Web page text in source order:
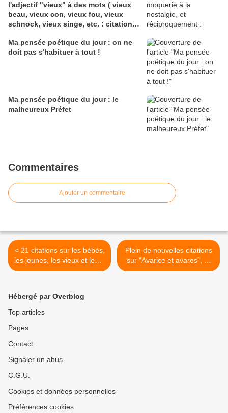
l'adjectif "vieux" à des mots ( vieux
beau, vieux con, vieux fou, vieux
schnock, vieux singe, etc. : citations,
Ma pensée poétique du jour : on ne
doit pas s'habituer à tout !
Ma pensée poétique du jour : le
malheureux Préfet
Commentaires
Ajouter un commentaire
< 21 citations sur les bébés,
les jeunes, les vieux et leurs
géniteurs
Plein de nouvelles citations
sur "Avarice et avares", et
un monologue d'anthologie
Hébergé par Overblog
Top articles
Pages
Contact
Signaler un abus
C.G.U.
Cookies et données personnelles
Préférences cookies